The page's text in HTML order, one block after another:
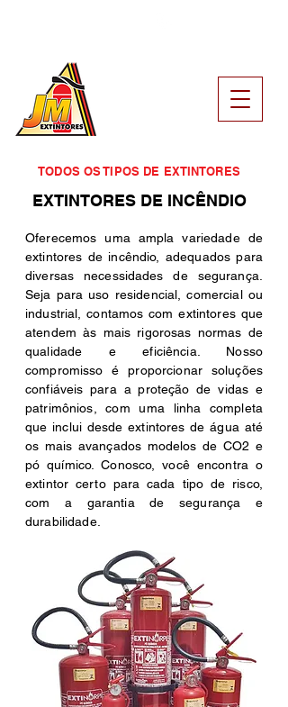
TODOS OS TIPOS DE EXTINTORES
EXTINTORES DE INCÊNDIO
Oferecemos uma ampla variedade de
extintores de incêndio, adequados para
diversas necessidades de segurança.
Seja para uso residencial, comercial ou
industrial, contamos com extintores que
atendem às mais rigorosas normas de
qualidade e eficiência. Nosso
compromisso é proporcionar soluções
confiáveis para a proteção de vidas e
patrimônios, com uma linha completa
que inclui desde extintores de água até
os mais avançados modelos de CO2 e
pó químico. Conosco, você encontra o
extintor certo para cada tipo de risco,
com a garantia de segurança e
durabilidade.